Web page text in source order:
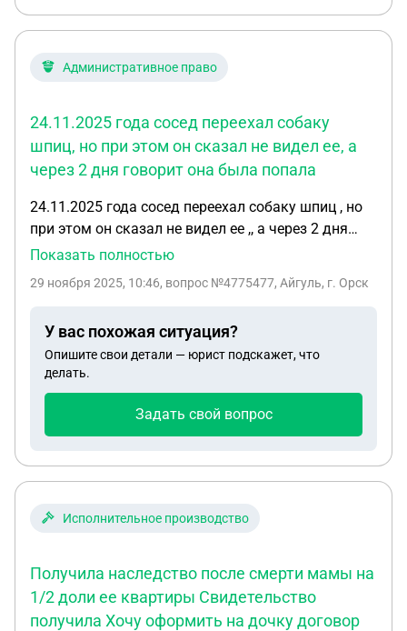
Административное право
24.11.2025 года сосед переехал собаку
шпиц, но при этом он сказал не видел ее, а
через 2 дня говорит она была попала
24.11.2025 года сосед переехал собаку шпиц , но
при этом он сказал не видел ее ,, а через 2 дня
говорит она была попала под заднее колесо , а
тогда он ехал если не видел ее ? Платить
Показать полностью
29 ноября 2025, 10:46, вопрос №4775477, Айгуль, г. Орск
У вас похожая ситуация?
Опишите свои детали — юрист подскажет, что
делать.
Задать свой вопрос
Исполнительное производство
Получила наследство после смерти мамы на
1/2 доли ее квартиры Свидетельство
получила Хочу оформить на дочку договор